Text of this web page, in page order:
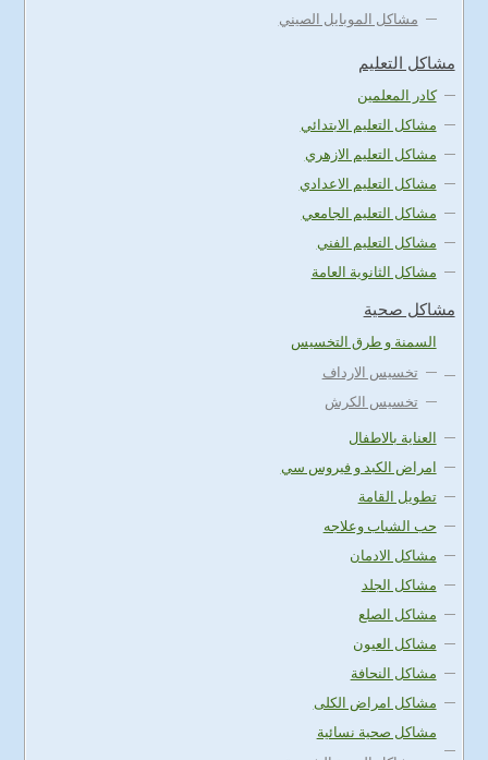
مشاكل الموبايل الصيني
مشاكل التعليم
كادر المعلمين
مشاكل التعليم الابتدائي
مشاكل التعليم الازهري
مشاكل التعليم الاعدادي
مشاكل التعليم الجامعي
مشاكل التعليم الفني
مشاكل الثانوية العامة
مشاكل صحية
السمنة و طرق التخسيس
تخسيس الارداف
تخسيس الكرش
العناية بالاطفال
امراض الكبد و فيروس سي
تطويل القامة
حب الشباب وعلاجه
مشاكل الادمان
مشاكل الجلد
مشاكل الصلع
مشاكل العيون
مشاكل النحافة
مشاكل امراض الكلى
مشاكل صحية نسائية